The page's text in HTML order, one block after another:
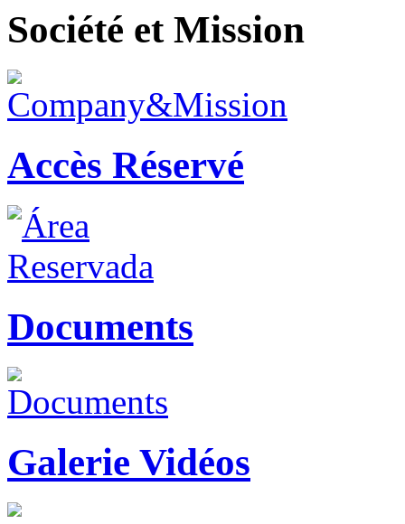
Société et Mission
Accès Réservé
Documents
Galerie Vidéos